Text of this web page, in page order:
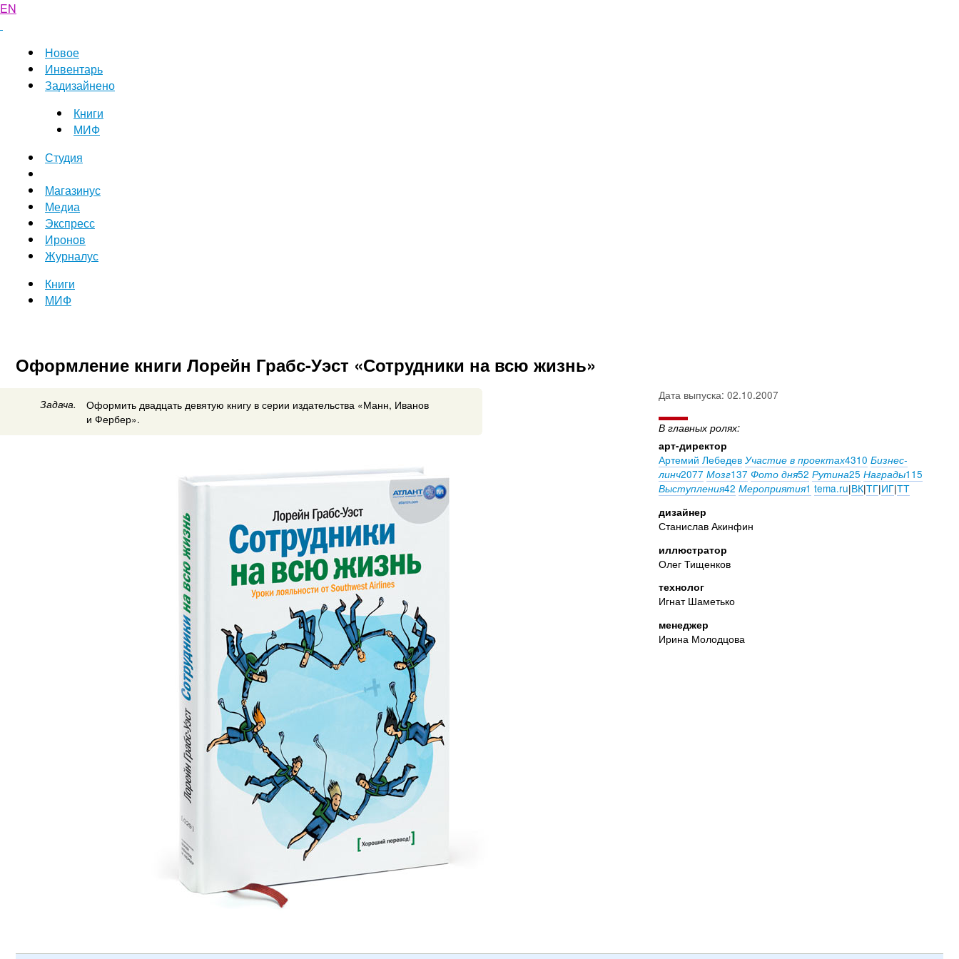
EN
Новое
Инвентарь
Задизайнено
Книги
МИФ
Студия
Магазинус
Медиа
Экспресс
Иронов
Журналус
Книги
МИФ
Оформление книги Лорейн Грабс-Уэст «Сотрудники на всю жизнь»
Задача.
Оформить двадцать девятую книгу в серии издательства «Манн, Иванов
и Фербер».
Дата выпуска: 02.10.2007
В главных ролях:
арт-директор
Артемий Лебедев Участие в проектах4310 Бизнес-
линч2077 Мозг137 Фото дня52 Рутина25 Награды115
Выступления42 Мероприятия1 tema.ru|ВК|ТГ|ИГ|ТТ
дизайнер
Станислав Акинфин
иллюстратор
Олег Тищенков
технолог
Игнат Шаметько
менеджер
Ирина Молодцова